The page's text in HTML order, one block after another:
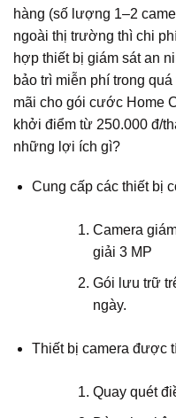
hàng (số lượng 1–2
ngoài thị trường thì chi
hợp thiết bị giám sát an
bảo trì miễn phí trong
mãi cho gói cước Home
khởi điểm từ 250.000 đ/
những lợi ích gì?
Cung cấp các thiết bị
Camera
giải 3 MP
Gói lưu trữ
ngày.
Thiết bị camera được
Quay quét